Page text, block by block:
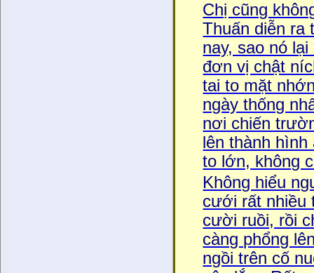
Chị cũng
Thuấn diễn ra
nay, sao nó
đơn vị chật
tai to mặt
ngày thống
nơi chiến
lên thành
to lớn, không
Không hiểu
cưới rất nhiều
cười ruồi, rồi
càng phổng
ngồi trên cố